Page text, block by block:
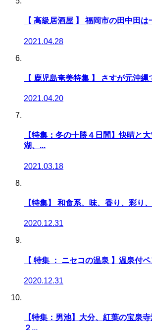
【 高級居酒屋 】 福岡市の田中田
2021.04.28
【 鹿児島奄美特集 】 さすが元沖
2021.04.20
【特集：冬の十勝４日間】快晴と
湖、...
2021.03.18
【特集】 和食系、味、香り、彩り
2020.12.31
【 特集 ： ニセコの温泉 】温泉付
2020.12.31
【特集：男池】大分、紅葉の宝泉
２...